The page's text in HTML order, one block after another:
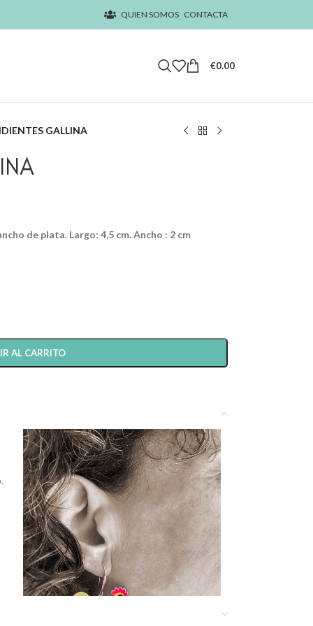
QUIEN SOMOS CONTACTA
€0.00
GALLINA
de plata. Largo: 4,5 cm. Ancho : 2 cm
AL CARRITO